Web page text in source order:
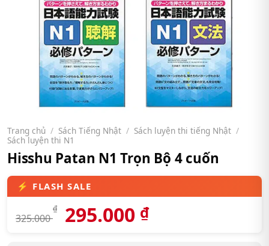
Trang chủ / Sách Tiếng Nhật / Sách luyện thi tiếng Nhật /
Sách luyện thi N1
Hisshu Patan N1 Trọn Bộ 4 cuốn
325.000
₫ 295.000 ₫